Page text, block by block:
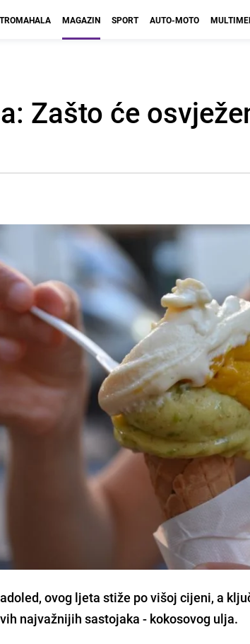
MAGAZIN SPORT AUTO-MOTO
Zašto će
ovog ljeta stiže po višoj cijeni, a
najvažnijih sastojaka - kokosovog ulja.